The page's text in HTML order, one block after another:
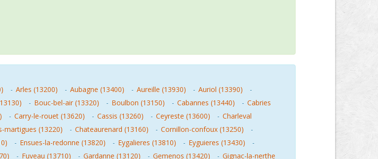
- Arles (13200) - Aubagne (13400) - Aureille (13930) - Auriol (13390)
-
- Bouc-bel-air (13320) - Boulbon (13150) - Cabannes (13440) - Cabries
- Carry-le-rouet (13620) - Cassis (13260) - Ceyreste (13600) - Charleval
martigues (13220) - Chateaurenard (13160) - Cornillon-confoux (13250)
-
- Ensues-la-redonne (13820) - Eygalieres (13810) - Eyguieres (13430)
-
- Fuveau (13710) - Gardanne (13120) - Gemenos (13420) - Gignac-la-nerthe